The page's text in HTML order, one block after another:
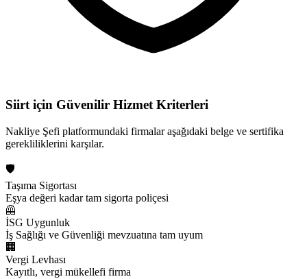
Siirt için Güvenilir Hizmet Kriterleri
Nakliye Şefi platformundaki firmalar aşağıdaki belge ve sertifika
gerekliliklerini karşılar.
🛡️
Taşıma Sigortası
Eşya değeri kadar tam sigorta poliçesi
🦺
İSG Uygunluk
İş Sağlığı ve Güvenliği mevzuatına tam uyum
🏢
Vergi Levhası
Kayıtlı, vergi mükellefi firma